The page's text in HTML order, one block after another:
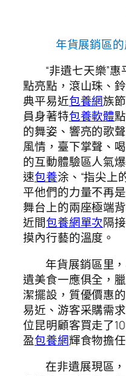
年貨展銷區
“非遺七天樂”
點亮點，滾山珠、
典平易近包養網族節
員身著特包養軟體
的舞姿、響亮的歌
風情，臺下掌聲、
的互動體驗區人氣
速包養涂、“指尖上
平他們的力量不再
舞台上的兩座極端
近間包養網單次隔
摸內行藝的溫度。
年貨展銷區里
遺美食一應俱全，
潔擺設，質優價惠
易近、游客采購需
位昆明顧客買走了
盈包養網輝食物擔
在非遺展現區